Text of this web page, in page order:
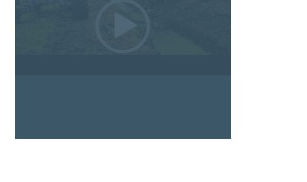
Naturnaher Gewässerausbau 06.04 in